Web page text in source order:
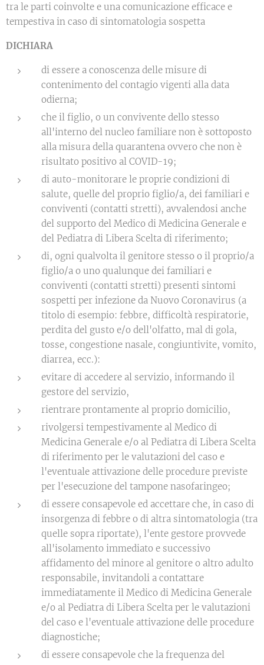
tra le parti coinvolte e una comunicazione efficace e
tempestiva in caso di sintomatologia sospetta
DICHIARA
di essere a conoscenza delle misure di
contenimento del contagio vigenti alla data
odierna;
che il figlio, o un convivente dello stesso
all'interno del nucleo familiare non è sottoposto
alla misura della quarantena ovvero che non è
risultato positivo al COVID-19;
di auto-monitorare le proprie condizioni di
salute, quelle del proprio figlio/a, dei familiari e
conviventi (contatti stretti), avvalendosi anche
del supporto del Medico di Medicina Generale e
del Pediatra di Libera Scelta di riferimento;
di, ogni qualvolta il genitore stesso o il proprio/a
figlio/a o uno qualunque dei familiari e
conviventi (contatti stretti) presenti sintomi
sospetti per infezione da Nuovo Coronavirus (a
titolo di esempio: febbre, difficoltà respiratorie,
perdita del gusto e/o dell'olfatto, mal di gola,
tosse, congestione nasale, congiuntivite, vomito,
diarrea, ecc.):
evitare di accedere al servizio, informando il
gestore del servizio,
rientrare prontamente al proprio domicilio,
rivolgersi tempestivamente al Medico di
Medicina Generale e/o al Pediatra di Libera Scelta
di riferimento per le valutazioni del caso e
l'eventuale attivazione delle procedure previste
per l'esecuzione del tampone nasofaringeo;
di essere consapevole ed accettare che, in caso di
insorgenza di febbre o di altra sintomatologia (tra
quelle sopra riportate), l'ente gestore provvede
all'isolamento immediato e successivo
affidamento del minore al genitore o altro adulto
responsabile, invitandoli a contattare
immediatamente il Medico di Medicina Generale
e/o al Pediatra di Libera Scelta per le valutazioni
del caso e l'eventuale attivazione delle procedure
diagnostiche;
di essere consapevole che la frequenza del